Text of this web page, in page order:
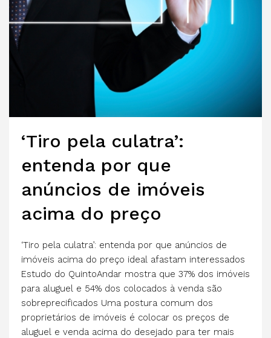
‘Tiro pela culatra’:
entenda por que
anúncios de imóveis
acima do preço
‘Tiro pela culatra’: entenda por que anúncios de
imóveis acima do preço ideal afastam interessados
Estudo do QuintoAndar mostra que 37% dos imóveis
para aluguel e 54% dos colocados à venda são
sobreprecificados Uma postura comum dos
proprietários de imóveis é colocar os preços de
aluguel e venda acima do desejado para ter mais